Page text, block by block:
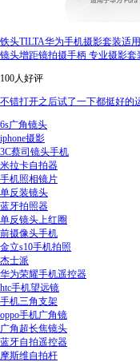
铁头TILTA华为手机摄影套装适
镜头增距镜拍摄手柄 专业摄影套
100人好评
不错打开之后试了一下都挺好的
6s广角镜头
iphone摄影
3C蔡司镜头手机
米拉卡自拍器
手机照相镜片
单反装镜头
蓝牙拍照器
单反镜头上红圈
前摄像头手机
金立s10手机拍照
杰士派
华为荣耀手机遥控器
htc手机望远镜
手机三角支架
oppo手机广角镜
广角超长焦镜头
蓝牙自拍遥控器
摩斯维自拍杆